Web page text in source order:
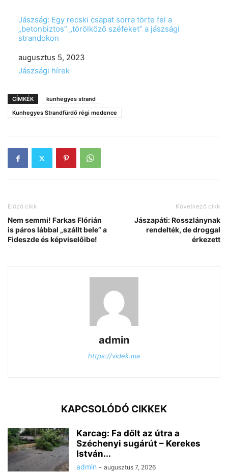
Jászság: Egy recski csapat sorra törte fel a
„betonbiztos” „törölköző széfeket” a jászsági
strandokon
Date
augusztus 5, 2023
In relation to
Jászsági hírek
CÍMKÉK
kunhegyes strand
Kunhegyes Strandfürdő régi medence
Előző cikk
Nem semmi! Farkas Flórián
is páros lábbal „szállt bele” a
Fideszde és képviselőibe!
Következő cikk
Jászapáti: Rosszlánynak
rendelték, de droggal
érkezett
admin
https://videk.ma
KAPCSOLÓDÓ CIKKEK
Karcag: Fa dőlt az útra a
Széchenyi sugárút – Kerekes
István...
admin - augusztus 7, 2026